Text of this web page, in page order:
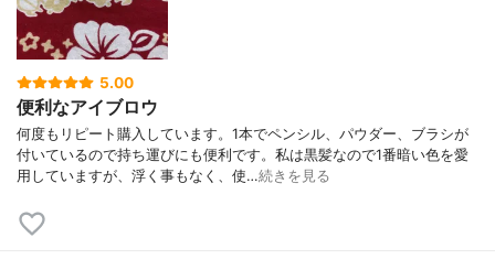
5.00
便利なアイブロウ
何度もリピート購入しています。1本でペンシル、パウダー、ブラシが
付いているので持ち運びにも便利です。私は黒髪なので1番暗い色を愛
用していますが、浮く事もなく、使…続きを見る